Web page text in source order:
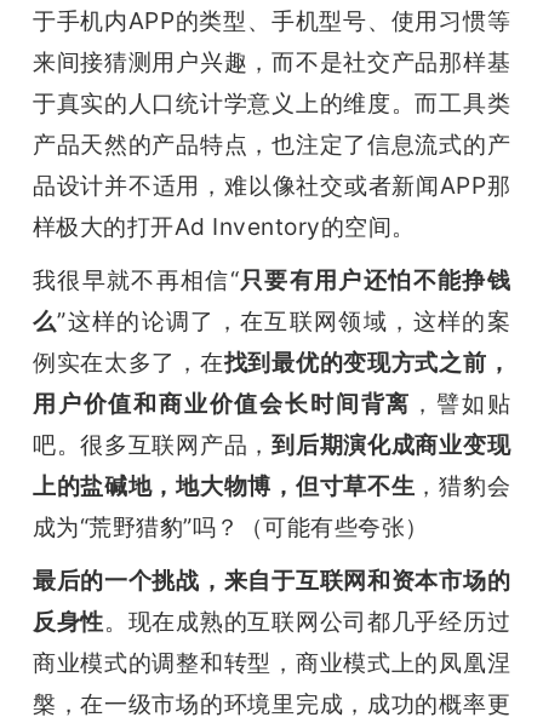
于手机内APP的类型、手机型号、使用习惯等
来间接猜测用户兴趣，而不是社交产品那样基
于真实的人口统计学意义上的维度。而工具类
产品天然的产品特点，也注定了信息流式的产
品设计并不适用，难以像社交或者新闻APP那
样极大的打开Ad Inventory的空间。
我很早就不再相信“只要有用户还怕不能挣钱
么”这样的论调了，在互联网领域，这样的案
例实在太多了，在找到最优的变现方式之前，
用户价值和商业价值会长时间背离 ，譬如贴
吧。很多互联网产品，到后期演化成商业变现
上的盐碱地，地大物博，但寸草不生 ，猎豹会
成为“荒野猎豹”吗？（可能有些夸张）
最后的一个挑战，来自于互联网和资本市场的
反身性。现在成熟的互联网公司都几乎经历过
商业模式的调整和转型，商业模式上的凤凰涅
槃，在一级市场的环境里完成，成功的概率更